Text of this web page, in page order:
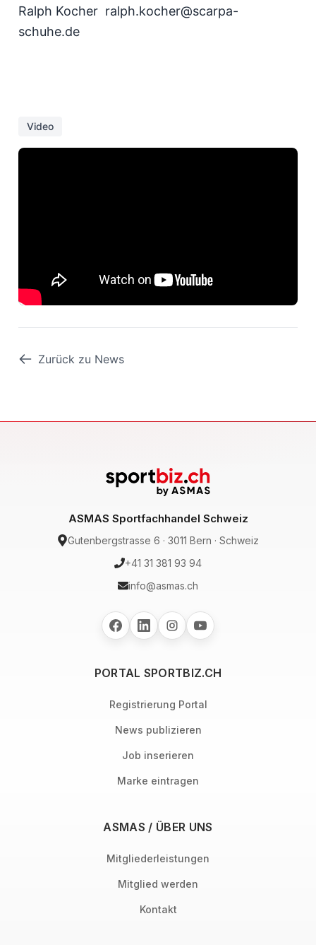
Ralph Kocher ralph.kocher@scarpa-
schuhe.de
Video
Zurück zu News
ASMAS Sportfachhandel Schweiz
Gutenbergstrasse 6 · 3011 Bern · Schweiz
+41 31 381 93 94
info@asmas.ch
PORTAL SPORTBIZ.CH
Registrierung Portal
News publizieren
Job inserieren
Marke eintragen
ASMAS / ÜBER UNS
Mitgliederleistungen
Mitglied werden
Kontakt